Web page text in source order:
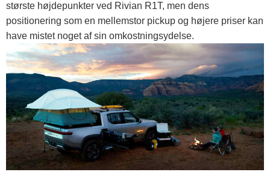
største højdepunkter ved Rivian R1T, men dens
positionering som en mellemstor pickup og højere priser kan
have mistet noget af sin omkostningsydelse.